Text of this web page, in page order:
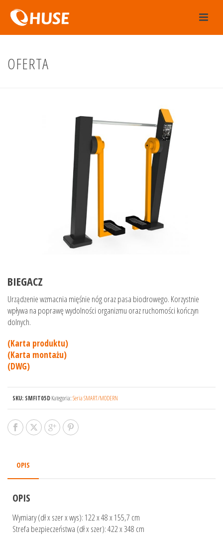
OFERTA
BIEGACZ
Urządzenie wzmacnia mięśnie nóg oraz pasa biodrowego. Korzystnie
wpływa na poprawę wydolności organizmu oraz ruchomości kończyn
dolnych.
(Karta produktu)
(Karta montażu)
(DWG)
SKU: SMFIT05DKategoria:Seria SMART/MODERN
OPIS
OPIS
Wymiary (dł x szer x wys): 122 x 48 x 155,7 cm
Strefa bezpieczeństwa (dł x szer): 422 x 348 cm